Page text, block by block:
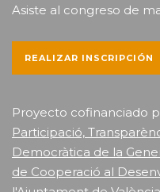
Asiste al congreso de
REALIZAR INSCRIPCIÓN
Proyecto cofinanciado
Participació,
Democràtica de la
de Cooperació al